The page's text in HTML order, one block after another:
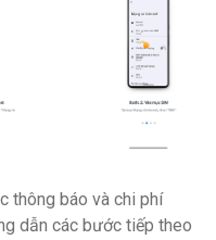
thông báo và chi phí
dẫn các bước tiếp theo